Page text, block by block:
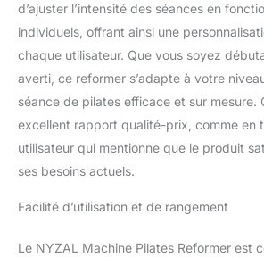
d’ajuster l’intensité des séances en
individuels, offrant ainsi une
chaque utilisateur. Que vous soyez
averti, ce reformer s’adapte à votre
séance de pilates efficace et sur mesure.
excellent rapport qualité-prix, comme en
utilisateur qui mentionne que le produit
ses besoins actuels.
Facilité d’utilisation et de rangement
Le NYZAL Machine Pilates Reformer est